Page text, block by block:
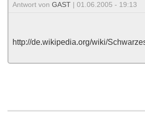
Antwort von GAST | 01.06.2005 - 19:13
http://de.wikipedia.org/wiki/